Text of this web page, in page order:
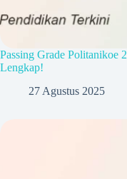
Passing Grade Politanikoe
Lengkap!
27 Agustus 2025